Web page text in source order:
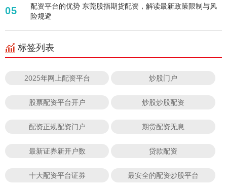
05
配资平台的优势 东莞股指期货配资，解读最新政策限制与风
险规避
标签列表
2025年网上配资平台 炒股门户
股票配资平台开户 炒股炒股配资
配资正规配资门户 期货配资无息
最新证券新开户数 贷款配资
十大配资平台证券 最安全的配资炒股平台